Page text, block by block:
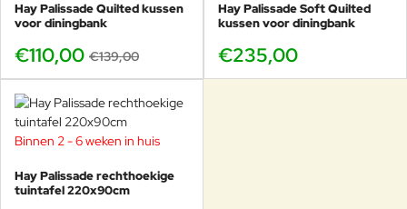
Hay Palissade Quilted kussen
voor diningbank
€110,00 €139,00
Hay Palissade Soft Quilted
kussen voor diningbank
€235,00
-21%
Binnen 2 - 6 weken in huis
Hay Palissade rechthoekige
tuintafel 220x90cm